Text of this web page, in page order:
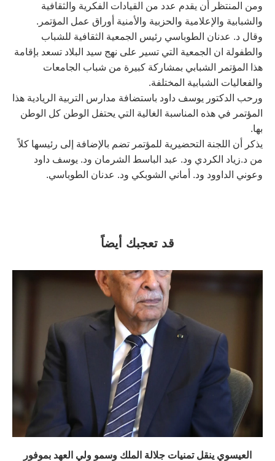
ومن المنتظر أن يقدم عدد من القيادات الفكرية والثقافية
والشبابية والإعلامية والحزبية والأمنية أوراق عمل المؤتمر.
وقال د. عدنان الطوباسي رئيس الجمعية الثقافية للشباب
والطفولة ان الجمعية التي تسير على نهج سيد البلاد تسعد بإقامة
هذا المؤتمر الشبابي بمشاركة كبيرة من شباب الجامعات
والفعاليات الشبابية المختلفة.
ورحب الدكتور يوسف داود باستضافة مدارس التربية الريادية هذا
المؤتمر في هذه المناسبة الغالية التي يحتفل الوطن كل الوطن
بها.
يذكر أن اللجنة التحضيرية للمؤتمر تضم بالإضافة إلى رئيسها كلاً
من د.زياد الكردي ود. عبد الباسط الشرمان ود. يوسف داود
وعوني الداوود ود. أماني الشوبكي ود. عدنان الطوباسي.
قد تعجبك أيضاً
العيسوي ينقل تمنيات جلالة الملك وسمو ولي العهد بموفور